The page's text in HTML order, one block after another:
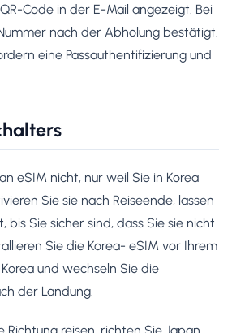
Code in der E-Mail angezeigt. Bei
nach der Abholung bestätigt.
eine Passauthentifizierung und
eSIM nicht, nur weil Sie in Korea
Sie sie nach Reiseende, lassen
bis Sie sicher sind, dass Sie sie nicht
Sie die Korea- eSIM vor Ihrem
und wechseln Sie die
der Landung.